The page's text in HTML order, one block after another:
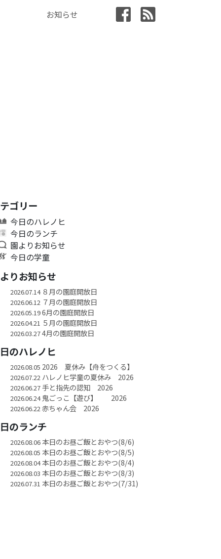
お知らせ
ゴリー
今日のハレノヒ
今日のランチ
園よりお知らせ
今日の学童
りお知らせ
2026.07.14８月の園庭開放日
2026.06.12 ７月の園庭開放日
2026.05.196月の園庭開放日
2026.04.21 ５月の園庭開放日
2026.03.274月の園庭開放日
のハレノヒ
2026.08.05 2026 夏休み【舟をつくる】
2026.07.22 ハレノヒ学童の夏休み 2026
2026.06.27手と指先の認知 2026
2026.06.24鬼ごっこ【遊び】 2026
2026.06.22 赤ちゃん会 2026
のランチ
2026.08.06本日のお昼ご飯とおやつ(8/6)
2026.08.05 本日のお昼ご飯とおやつ(8/5)
2026.08.04本日のお昼ご飯とおやつ(8/4)
2026.08.03 本日のお昼ご飯とおやつ(8/3)
2026.07.31 本日のお昼ご飯とおやつ(7/31)